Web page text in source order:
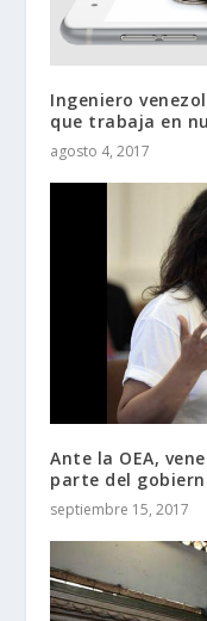
Ingeniero
que trabaja en
agosto 4, 2017
Ante la OEA,
parte del
septiembre 15, 2017